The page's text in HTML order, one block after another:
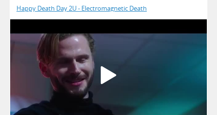
Happy Death Day 2U - Electromagnetic Death